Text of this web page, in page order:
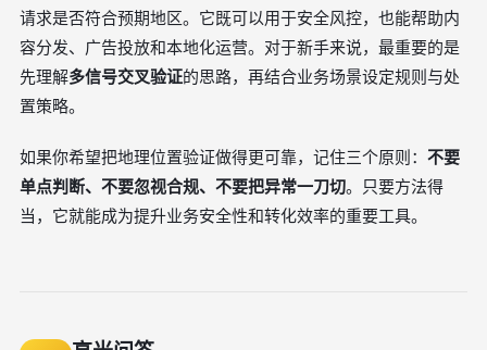
请求是否符合预期地区。它既可以用于安全风控，也能帮助内
容分发、广告投放和本地化运营。对于新手来说，最重要的是
先理解多信号交叉验证的思路，再结合业务场景设定规则与处
置策略。
如果你希望把地理位置验证做得更可靠，记住三个原则： 不要
单点判断、不要忽视合规、不要把异常一刀切。只要方法得
当，它就能成为提升业务安全性和转化效率的重要工具。